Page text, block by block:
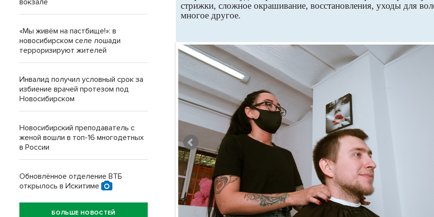
стрижки, сложное окрашивание, восстановления, уходы для
многое другое.
вокзале
«Мы живём на пастбище!»: в
новосибирском селе лошади
терроризируют жителей
Инвалид получил условный срок за
избиение врачей протезом под
Новосибирском
Новосибирский преподаватель с
женой вошли в топ-16 многодетных
в России
Обновлённое отделение ВТБ
открылось в Искитиме
БОЛЬШЕ НОВОСТЕЙ